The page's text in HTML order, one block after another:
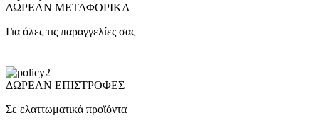
ΔΩΡΕΑΝ ΜΕΤΑΦΟΡΙΚΑ
Για όλες τις παραγγελίες σας
ΔΩΡΕΑΝ ΕΠΙΣΤΡΟΦΕΣ
Σε ελαττωματικά προϊόντα